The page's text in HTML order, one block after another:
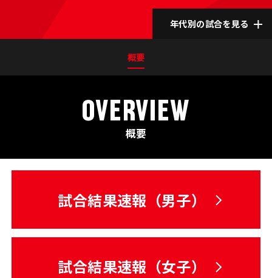
年代別の試合を見る
概要
OVERVIEW
概要
試合結果速報（男子）
試合結果速報（女子）